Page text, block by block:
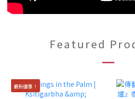
Featured
最新優惠！